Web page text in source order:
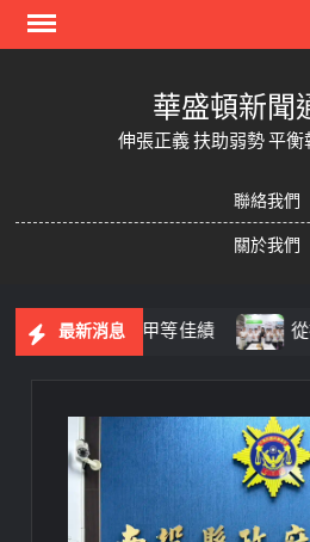
Skip
華盛頓新聞
伸張正義 扶助弱勢 平衡
聯絡我們
關於我們
最新消息
核丙組甲等佳績 從被定